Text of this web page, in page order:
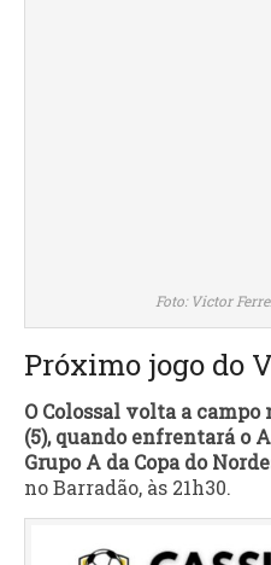
Foto: Victor
Próximo jogo do
O Colossal volta a
(5), quando enfrentará o
Grupo A da Copa do
no Barradão, às 21h30.